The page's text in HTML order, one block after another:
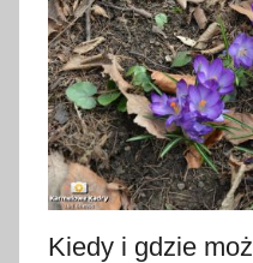
c
a
2
0
2
5
Kiedy i gdzie